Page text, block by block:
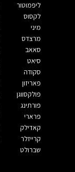
ליפמוטור
לקסוס
מיני
מרצדס
סאאב
סיאט
סקודה
פאריזון
פולקסווגן
פורתינג
פרארי
קאדילק
קרייזלר
שברולט